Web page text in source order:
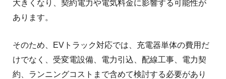
大きくなり、契約電力や電気料金に影響する可能性が
あります。
そのため、EVトラック対応では、充電器単体の費用だ
けでなく、受変電設備、電力引込、配線工事、電力契
約、ランニングコストまで含めて検討する必要があり